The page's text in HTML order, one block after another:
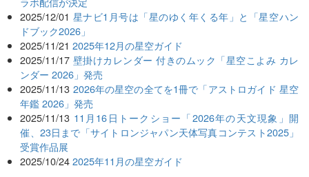
2025/12/01 星ナビ1月号は「星のゆく年くる年」と「星空ハン
ドブック2026」
2025/11/21 2025年12月の星空ガイド
2025/11/17 壁掛けカレンダー 付きのムック「星空こよみ カレ
ンダー 2026」発売
2025/11/13 2026年の星空の全てを1冊で「アストロガイド 星空
年鑑 2026」発売
2025/11/13 11月16日トークショー「2026年の天文現象」開
催、23日まで「サイトロンジャパン天体写真コンテスト2025」
受賞作品展
2025/10/24 2025年11月の星空ガイド